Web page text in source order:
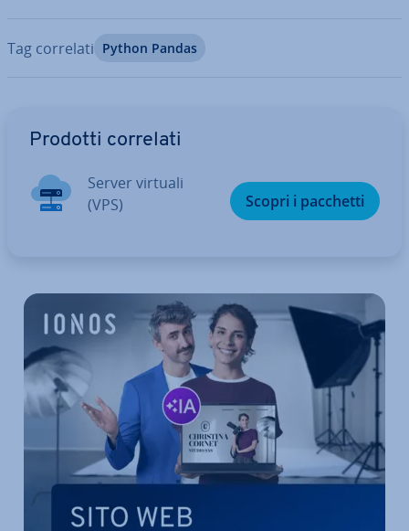
Tag correlati Python Pandas
Prodotti correlati
Server virtuali
(VPS)
Scopri i pacchetti